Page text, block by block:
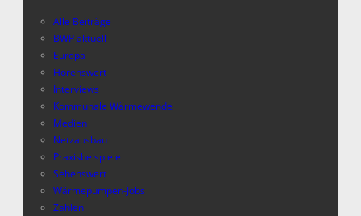
Alle Beiträge
BWP aktuell
Europa
Hörenswert
Interviews
Kommunale Wärmewende
Medien
Netzausbau
Praxisbeispiele
Sehenswert
Wärmepumpen-Jobs
Zahlen